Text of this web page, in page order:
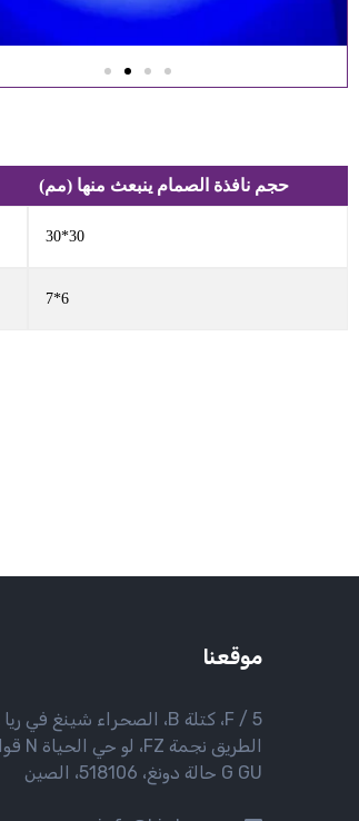
حجم نافذة الصمام ينبعث منها (مم)
30*30
6*7
موقعنا
G GU حالة دونغ، 518106، الصين